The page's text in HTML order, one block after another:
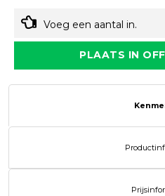
Voeg een aantal in.
PLAATS IN